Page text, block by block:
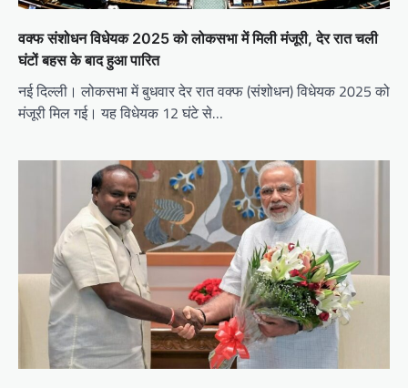
वक्फ संशोधन विधेयक 2025 को लोकसभा में मिली मंजूरी, देर रात चली
घंटों बहस के बाद हुआ पारित
नई दिल्ली। लोकसभा में बुधवार देर रात वक्फ (संशोधन) विधेयक 2025 को
मंजूरी मिल गई। यह विधेयक 12 घंटे से…